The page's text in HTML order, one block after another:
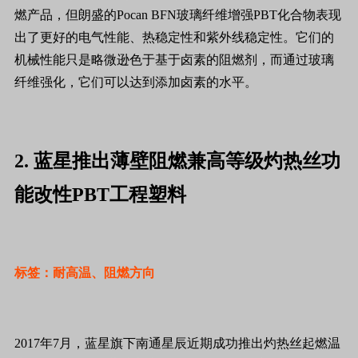
燃产品，但朗盛的Pocan BFN玻璃纤维增强PBT化合物表现
出了更好的电气性能、热稳定性和紫外线稳定性。它们的
机械性能只是略微逊色于基于卤素的阻燃剂，而通过玻璃
纤维强化，它们可以达到添加卤素的水平。
2. 蓝星推出薄壁阻燃兼高等级灼热丝功
能改性PBT工程塑料
标签：耐高温、阻燃方向
2017年7月，蓝星旗下南通星辰近期成功推出灼热丝起燃温